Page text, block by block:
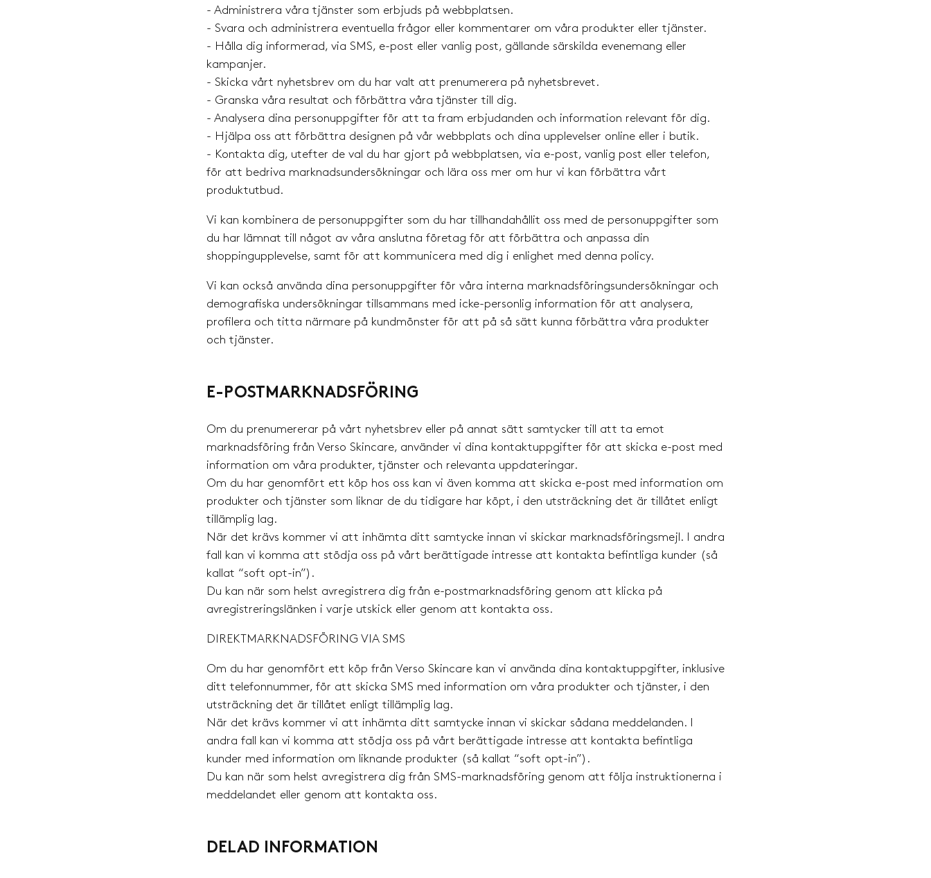
- Administrera våra tjänster som erbjuds på webbplatsen.
- Svara och administrera eventuella frågor eller kommentarer om våra produkter eller tjänster.
- Hålla dig informerad, via SMS, e-post eller vanlig post, gällande särskilda evenemang eller
kampanjer.
- Skicka vårt nyhetsbrev om du har valt att prenumerera på nyhetsbrevet.
- Granska våra resultat och förbättra våra tjänster till dig.
- Analysera dina personuppgifter för att ta fram erbjudanden och information relevant för dig.
- Hjälpa oss att förbättra designen på vår webbplats och dina upplevelser online eller i butik.
- Kontakta dig, utefter de val du har gjort på webbplatsen, via e-post, vanlig post eller telefon,
för att bedriva marknadsundersökningar och lära oss mer om hur vi kan förbättra vårt
produktutbud.
Vi kan kombinera de personuppgifter som du har tillhandahållit oss med de personuppgifter som
du har lämnat till något av våra anslutna företag för att förbättra och anpassa din
shoppingupplevelse, samt för att kommunicera med dig i enlighet med denna policy.
Vi kan också använda dina personuppgifter för våra interna marknadsföringsundersökningar och
demografiska undersökningar tillsammans med icke-personlig information för att analysera,
profilera och titta närmare på kundmönster för att på så sätt kunna förbättra våra produkter
och tjänster.
E-POSTMARKNADSFÖRING
Om du prenumererar på vårt nyhetsbrev eller på annat sätt samtycker till att ta emot
marknadsföring från Verso Skincare, använder vi dina kontaktuppgifter för att skicka e-post med
information om våra produkter, tjänster och relevanta uppdateringar.
Om du har genomfört ett köp hos oss kan vi även komma att skicka e-post med information om
produkter och tjänster som liknar de du tidigare har köpt, i den utsträckning det är tillåtet enligt
tillämplig lag.
När det krävs kommer vi att inhämta ditt samtycke innan vi skickar marknadsföringsmejl. I andra
fall kan vi komma att stödja oss på vårt berättigade intresse att kontakta befintliga kunder (så
kallat “soft opt-in”).
Du kan när som helst avregistrera dig från e-postmarknadsföring genom att klicka på
avregistreringslänken i varje utskick eller genom att kontakta oss.
DIREKTMARKNADSFÖRING VIA SMS
Om du har genomfört ett köp från Verso Skincare kan vi använda dina kontaktuppgifter, inklusive
ditt telefonnummer, för att skicka SMS med information om våra produkter och tjänster, i den
utsträckning det är tillåtet enligt tillämplig lag.
När det krävs kommer vi att inhämta ditt samtycke innan vi skickar sådana meddelanden. I
andra fall kan vi komma att stödja oss på vårt berättigade intresse att kontakta befintliga
kunder med information om liknande produkter (så kallat “soft opt-in”).
Du kan när som helst avregistrera dig från SMS-marknadsföring genom att följa instruktionerna i
meddelandet eller genom att kontakta oss.
DELAD INFORMATION
Quick cart is
No product has been selected yet.